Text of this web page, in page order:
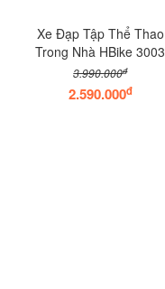
Xe Đạp Tập Thể Thao
Trong Nhà HBike 3003
3.990.000đ
2.590.000đ